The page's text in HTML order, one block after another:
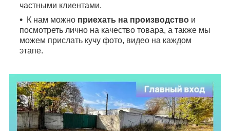
частными клиентами.
К нам можно приехать на производство и
посмотреть лично на качество товара, а также мы
можем прислать кучу фото, видео на каждом
этапе.